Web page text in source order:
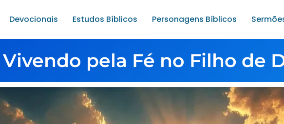
Devocionais Estudos Bíblicos Personagens Bíblicos
Vivendo pela Fé no Filho de